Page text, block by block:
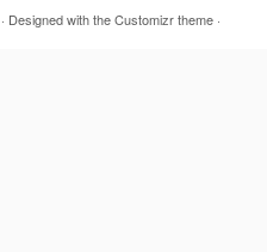
· Designed with theCustomizr theme ·